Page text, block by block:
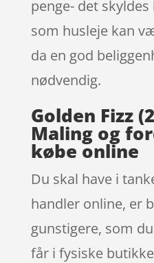
penge- det
som husleje kan
da en god
nødvendig.
Golden Fizz
Maling og
købe online
Du skal have i
handler online, er
gunstigere, som
får i fysiske